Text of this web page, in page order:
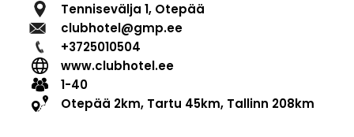
Tennisevälja 1, Otepää
clubhotel@gmp.ee
+3725010504
www.clubhotel.ee
1-40
Otepää 2km, Tartu 45km, Tallinn 208km